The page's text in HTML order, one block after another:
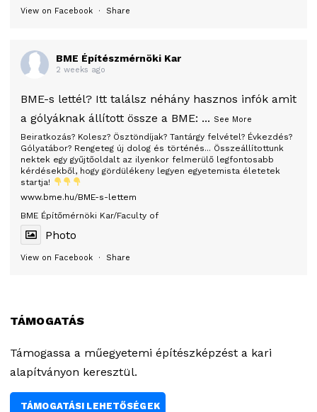
View on Facebook · Share
BME Építészmérnöki Kar
2 weeks ago
BME-s lettél? Itt találsz néhány hasznos infók amit
a gólyáknak állított össze a BME:
Beiratkozás? Kolesz? Ösztöndíjak? Tantárgy felvétel? Évkezdés?
Gólyatábor? Rengeteg új dolog és történés... Összeállítottunk
nektek egy gyűjtőoldalt az ilyenkor felmerülő legfontosabb
kérdésekből, hogy gördülékeny legyen egyetemista életetek
startja!
www.bme.hu/BME-s-lettem
BME Építőmérnöki Kar/Faculty of
... See More
Photo
View on Facebook · Share
TÁMOGATÁS
Támogassa a műegyetemi építészképzést a kari
alapítványon keresztül.
TÁMOGATÁSI LEHETŐSÉGEK